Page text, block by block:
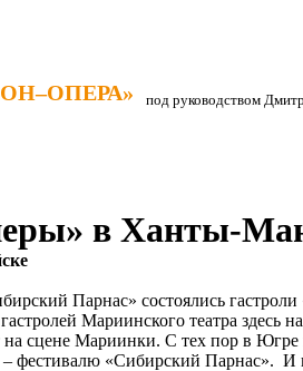
под руководством
в Ханты-
Парнас» состоялись
Мариинского театра здесь
сцене Мариинки. С тех пор в
фестивалю «Сибирский Парнас». И